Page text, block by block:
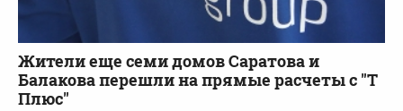
Жители еще семи домов Саратова и
Балакова перешли на прямые расчеты с "Т
Плюс"